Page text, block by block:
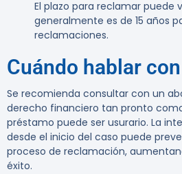
El plazo para reclamar puede
generalmente es de 15 años
reclamaciones.
Cuándo hablar
Se recomienda consultar con un
derecho financiero tan pronto
préstamo puede ser usurario. La
desde el inicio del caso puede
proceso de reclamación,
éxito.